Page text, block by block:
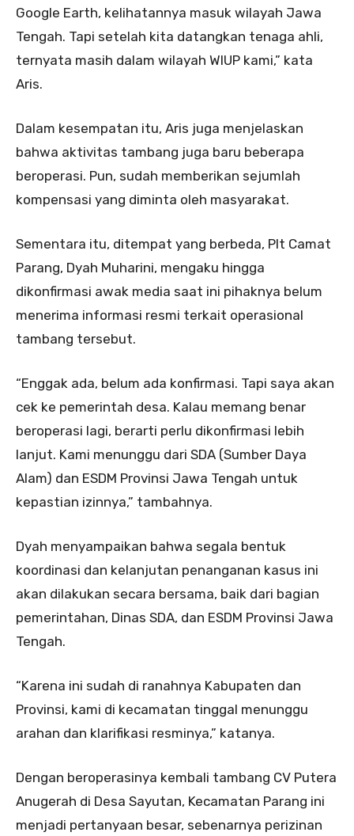
Google Earth, kelihatannya masuk wilayah Jawa
Tengah. Tapi setelah kita datangkan tenaga ahli,
ternyata masih dalam wilayah WIUP kami,” kata
Aris.
Dalam kesempatan itu, Aris juga menjelaskan
bahwa aktivitas tambang juga baru beberapa
beroperasi. Pun, sudah memberikan sejumlah
kompensasi yang diminta oleh masyarakat.
Sementara itu, ditempat yang berbeda, Plt Camat
Parang, Dyah Muharini, mengaku hingga
dikonfirmasi awak media saat ini pihaknya belum
menerima informasi resmi terkait operasional
tambang tersebut.
“Enggak ada, belum ada konfirmasi. Tapi saya akan
cek ke pemerintah desa. Kalau memang benar
beroperasi lagi, berarti perlu dikonfirmasi lebih
lanjut. Kami menunggu dari SDA (Sumber Daya
Alam) dan ESDM Provinsi Jawa Tengah untuk
kepastian izinnya,” tambahnya.
Dyah menyampaikan bahwa segala bentuk
koordinasi dan kelanjutan penanganan kasus ini
akan dilakukan secara bersama, baik dari bagian
pemerintahan, Dinas SDA, dan ESDM Provinsi Jawa
Tengah.
“Karena ini sudah di ranahnya Kabupaten dan
Provinsi, kami di kecamatan tinggal menunggu
arahan dan klarifikasi resminya,” katanya.
Dengan beroperasinya kembali tambang CV Putera
Anugerah di Desa Sayutan, Kecamatan Parang ini
menjadi pertanyaan besar, sebenarnya perizinan